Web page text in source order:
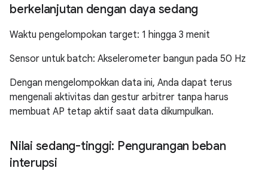
berkelanjutan dengan daya sedang
Waktu pengelompokan target: 1 hingga 3 menit
Sensor untuk batch: Akselerometer bangun pada 50 Hz
Dengan mengelompokkan data ini, Anda dapat terus
mengenali aktivitas dan gestur arbitrer tanpa harus
membuat AP tetap aktif saat data dikumpulkan.
Nilai sedang-tinggi: Pengurangan beban
interupsi